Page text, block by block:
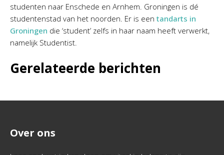
studenten naar Enschede en Arnhem. Groningen is dé
studentenstad van het noorden. Er is een tandarts in
Groningen die ‘student’ zelfs in haar naam heeft verwerkt,
namelijk Studentist.
Gerelateerde berichten
Over ons